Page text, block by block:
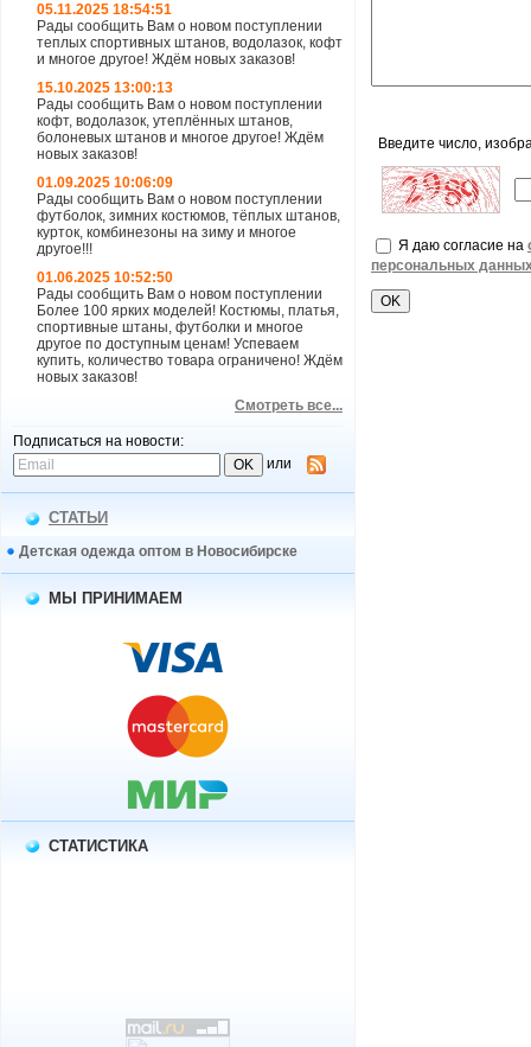
05.11.2025 18:54:51
Рады сообщить Вам о новом поступлении
теплых спортивных штанов, водолазок, кофт
и многое другое! Ждём новых заказов!
15.10.2025 13:00:13
Рады сообщить Вам о новом поступлении
кофт, водолазок, утеплённых штанов,
болоневых штанов и многое другое! Ждём
новых заказов!
01.09.2025 10:06:09
Рады сообщить Вам о новом поступлении
футболок, зимних костюмов, тёплых штанов,
курток, комбинезоны на зиму и многое
другое!!!
01.06.2025 10:52:50
Рады сообщить Вам о новом поступлении
Более 100 ярких моделей! Костюмы, платья,
спортивные штаны, футболки и многое
другое по доступным ценам! Успеваем
купить, количество товара ограничено! Ждём
новых заказов!
Смотреть все...
Подписаться на новости:
или
СТАТЬИ
Детская одежда оптом в Новосибирске
МЫ ПРИНИМАЕМ
СТАТИСТИКА
Введите число,
Я даю согласие на
персональных